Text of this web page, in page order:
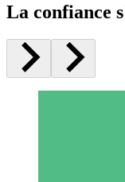
La confiance